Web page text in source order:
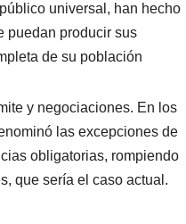
universal, han hecho
puedan producir sus
de su población
y negociaciones. En los
las excepciones de
obligatorias, rompiendo
que sería el caso actual.